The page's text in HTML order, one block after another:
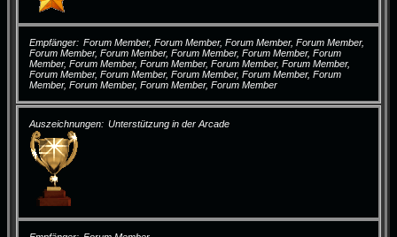
Empfänger
Forum Member, Forum Member, Forum Member, Forum Member,
Forum Member, Forum Member, Forum Member, Forum Member, Forum
Member, Forum Member, Forum Member, Forum Member, Forum Member,
Forum Member, Forum Member, Forum Member, Forum Member, Forum
Member, Forum Member, Forum Member, Forum Member
Auszeichnungen Unterstützung in der Arcade